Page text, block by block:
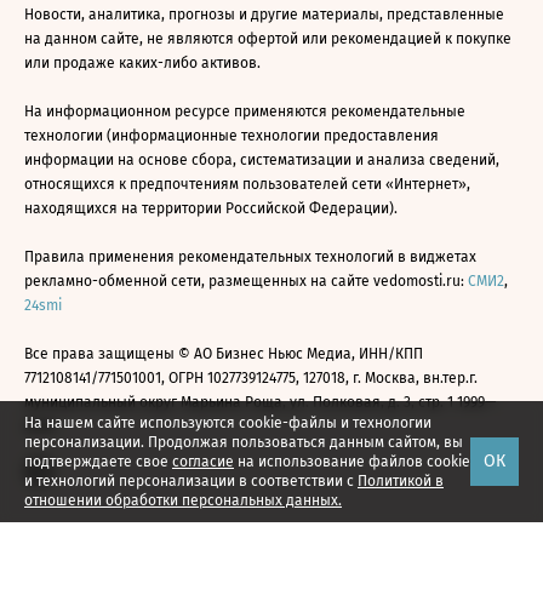
На нашем сайте используются cookie-файлы и технологии
персонализации. Продолжая пользоваться данным сайтом, вы
подтверждаете свое согласие на использование файлов cookie
и технологий персонализации в соответствии с Политикой в
отношении обработки персональных данных.
ОК
Новости, аналитика, прогнозы и другие материалы, представленные
на данном сайте, не являются офертой или рекомендацией к покупке
или продаже каких-либо активов.
На информационном ресурсе применяются рекомендательные
технологии (информационные технологии предоставления
информации на основе сбора, систематизации и анализа сведений,
относящихся к предпочтениям пользователей сети «Интернет»,
находящихся на территории Российской Федерации).
Правила применения рекомендательных технологий в виджетах
рекламно-обменной сети, размещенных на сайте vedomosti.ru: СМИ2,
24smi
Все права защищены © АО Бизнес Ньюс Медиа, ИНН/КПП
7712108141/771501001, ОГРН 1027739124775, 127018, г. Москва, вн.тер.г.
муниципальный округ Марьина Роща, ул. Полковая, д. 3, стр. 1 1999—
2026